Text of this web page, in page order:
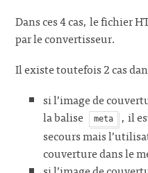
Dans ces 4 cas, le fichier
par le convertisseur.
Il existe toutefois 2 cas
si l’image de
la balise
meta
, il
secours mais
couverture dans le